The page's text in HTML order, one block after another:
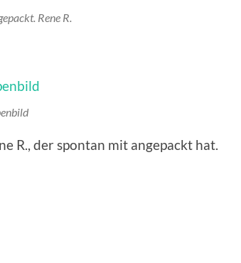
Rene R.
R., der spontan mit angepackt hat.